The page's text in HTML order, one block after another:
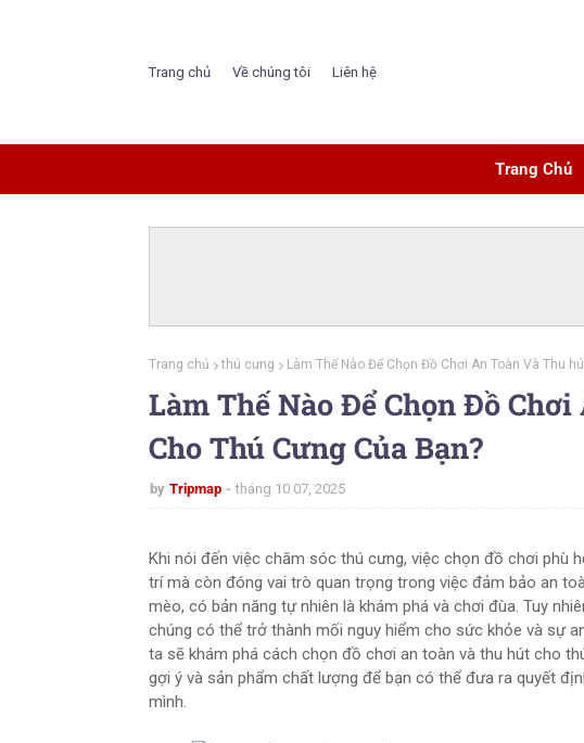
Trang chủ Về chúng tôi Liên hệ
Trang Chủ
Trang chủ thú cưng Làm Thế Nào Để Chọn Đồ Chơi An Toàn Và Thu
Làm Thế Nào Để Chọn Đồ
Cho Thú Cưng Của Bạn?
by Tripmap tháng 10 07, 2025
Khi nói đến việc chăm sóc thú cưng, việc chọn đồ chơi phù
trí mà còn đóng vai trò quan trọng trong việc đảm bảo an
mèo, có bản năng tự nhiên là khám phá và chơi đùa. Tuy
chúng có thể trở thành mối nguy hiểm cho sức khỏe và sự
ta sẽ khám phá cách chọn đồ chơi an toàn và thu hút cho
gợi ý và sản phẩm chất lượng để bạn có thể đưa ra quyết
mình.